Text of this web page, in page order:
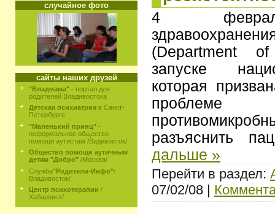
случайное фото
сайты наших друзей
"Владмама" - портал для
родителей Владивостока
Детская психиатрия в Санкт-
Петербурге
"Маленький принц" -
неформальное общество
помощи аутистам /Вадивосток/
Общество помощи аутичным
детям "Добро" /Москва/
Служба"Родители-Инфо"/
Владивосток/
Центр психотерапии /
Хабаровск/
4
(Department
запуске
которая
проблеме
разъяснить
дальше »
Перейти в раздел:
07/02/08 |